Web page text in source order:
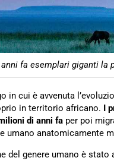
fa esemplari giganti la
in cui è avvenuta
in territorio africano. I
di anni fa per poi
umano anatomicamente
del genere umano è